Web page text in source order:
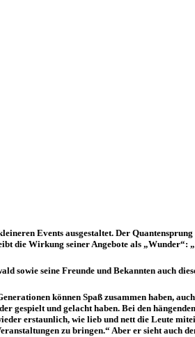
Events ausgestaltet. Der
die Wirkung seiner Angebote als „Wunder“:
sowie seine Freunde und Bekannten auch
können Spaß zusammen haben,
gespielt und gelacht haben. Bei den
erstaunlich, wie lieb und nett die Leute
zu bringen.“ Aber er sieht auch